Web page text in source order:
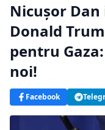
Nicușor
Donald
pentru
noi!
Facebook